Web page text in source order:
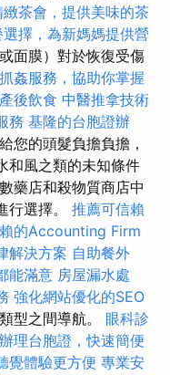
緻茶會，提供美味的茶
選擇，為新媽媽提供營
面膜）對於恢復受傷
姦服務，協助你掌握
後飲食 中醫推拿技術
務 基隆的台胞證辦
您的頭髮負擔負擔，
和風之類的未知條件
藥店和殺物質商店中
行選擇。 推薦可信賴
的Accounting Firm
解決方案 自助餐外
能滿意 房屋漏水處
強化網站優化的SEO
型之間導航。 眼科診
理台胞證，快速簡便
覺體驗更方便 專業安